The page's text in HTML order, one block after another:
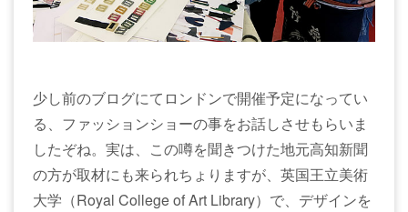
少し前のブログにてロンドンで開催予定になってい
る、ファッションショーの事をお話しさせもらいま
したぞね。実は、この噂を聞きつけた地元高知新聞
の方が取材にも来られちょりますが、英国王立美術
大学（Royal College of Art Library）で、デザインを